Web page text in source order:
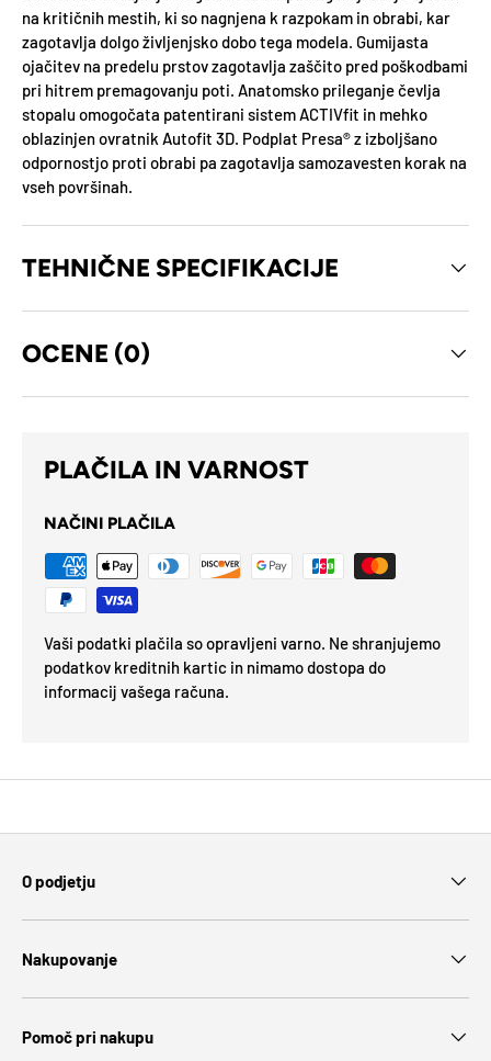
na kritičnih mestih, ki so nagnjena k razpokam in obrabi, kar
zagotavlja dolgo življenjsko dobo tega modela. Gumijasta
ojačitev na predelu prstov zagotavlja zaščito pred poškodbami
pri hitrem premagovanju poti. Anatomsko prileganje čevlja
stopalu omogočata patentirani sistem ACTIVfit in mehko
oblazinjen ovratnik Autofit 3D. Podplat Presa® z izboljšano
odpornostjo proti obrabi pa zagotavlja samozavesten korak na
vseh površinah.
TEHNIČNE SPECIFIKACIJE
OCENE (0)
PLAČILA IN VARNOST
NAČINI PLAČILA
Vaši podatki plačila so opravljeni varno. Ne shranjujemo
podatkov kreditnih kartic in nimamo dostopa do
informacij vašega računa.
O podjetju
Nakupovanje
Pomoč pri nakupu